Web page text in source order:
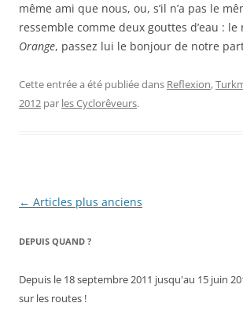
même ami que nous, ou, s’il n’a pas le
ressemble comme deux gouttes d’eau : le
Orange, passez lui le bonjour de notre
Cette entrée a été publiée dans Reflexion,
2012 par les Cyclorêveurs.
Navigation
articles
← Articles plus anciens
DEPUIS QUAND ?
Depuis le 18 septembre 2011 jusqu'au 15 juin
sur les routes !